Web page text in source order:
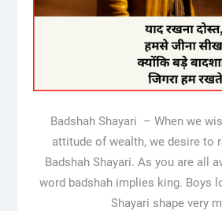
Badshah Shayari – When we
attitude of wealth, we desire to
Badshah Shayari. As you are all
word badshah implies king. Boys
Shayari shape very